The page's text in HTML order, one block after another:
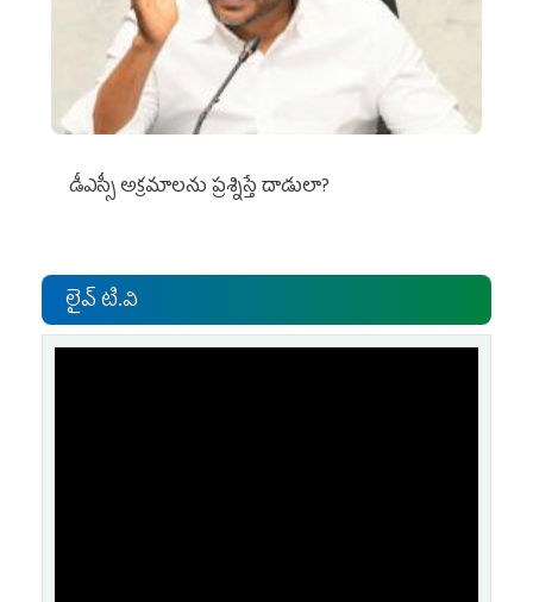
డీఎస్సీ అక్రమాలను ప్రశ్నిస్తే దాడులా?
లైవ్ టి.వి